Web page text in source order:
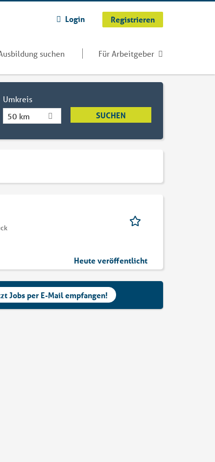
Login Registrieren
suchen Für Arbeitgeber
Umkreis
50 km
Heute veröffentlicht
Jobs per E-Mail empfangen!